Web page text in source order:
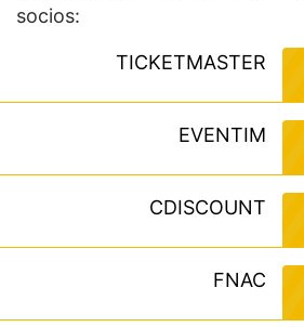
socios:
TICKETMASTER
EVENTIM
CDISCOUNT
FNAC